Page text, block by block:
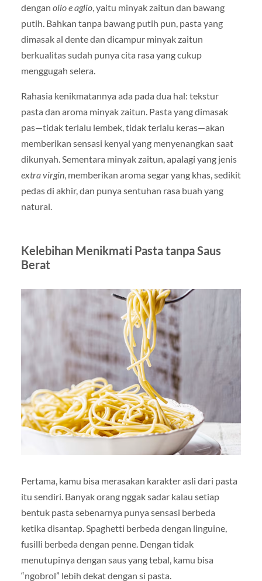
dengan olio e aglio, yaitu minyak zaitun dan bawang
putih. Bahkan tanpa bawang putih pun, pasta yang
dimasak al dente dan dicampur minyak zaitun
berkualitas sudah punya cita rasa yang cukup
menggugah selera.
Rahasia kenikmatannya ada pada dua hal: tekstur
pasta dan aroma minyak zaitun. Pasta yang dimasak
pas—tidak terlalu lembek, tidak terlalu keras—akan
memberikan sensasi kenyal yang menyenangkan saat
dikunyah. Sementara minyak zaitun, apalagi yang jenis
extra virgin, memberikan aroma segar yang khas, sedikit
pedas di akhir, dan punya sentuhan rasa buah yang
natural.
Kelebihan Menikmati Pasta tanpa Saus
Berat
Pertama, kamu bisa merasakan karakter asli dari pasta
itu sendiri. Banyak orang nggak sadar kalau setiap
bentuk pasta sebenarnya punya sensasi berbeda
ketika disantap. Spaghetti berbeda dengan linguine,
fusilli berbeda dengan penne. Dengan tidak
menutupinya dengan saus yang tebal, kamu bisa
“ngobrol” lebih dekat dengan si pasta.